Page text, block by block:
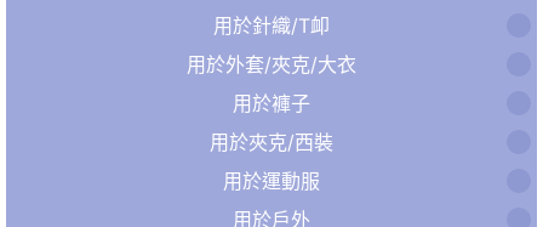
用於針織/T卹
用於外套/夾克/大衣
用於褲子
用於夾克/西裝
用於運動服
用於戶外